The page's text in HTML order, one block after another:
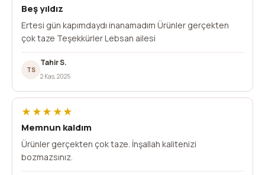
Beş yıldız
Ertesi gün kapımdaydı inanamadım Ürünler gerçekten
çok taze Teşekkürler Lebsan ailesi
TS
Tahir S.
2 Kas, 2025
★★★★★
Memnun kaldım
Ürünler gerçekten çok taze. İnşallah kalitenizi
bozmazsınız.